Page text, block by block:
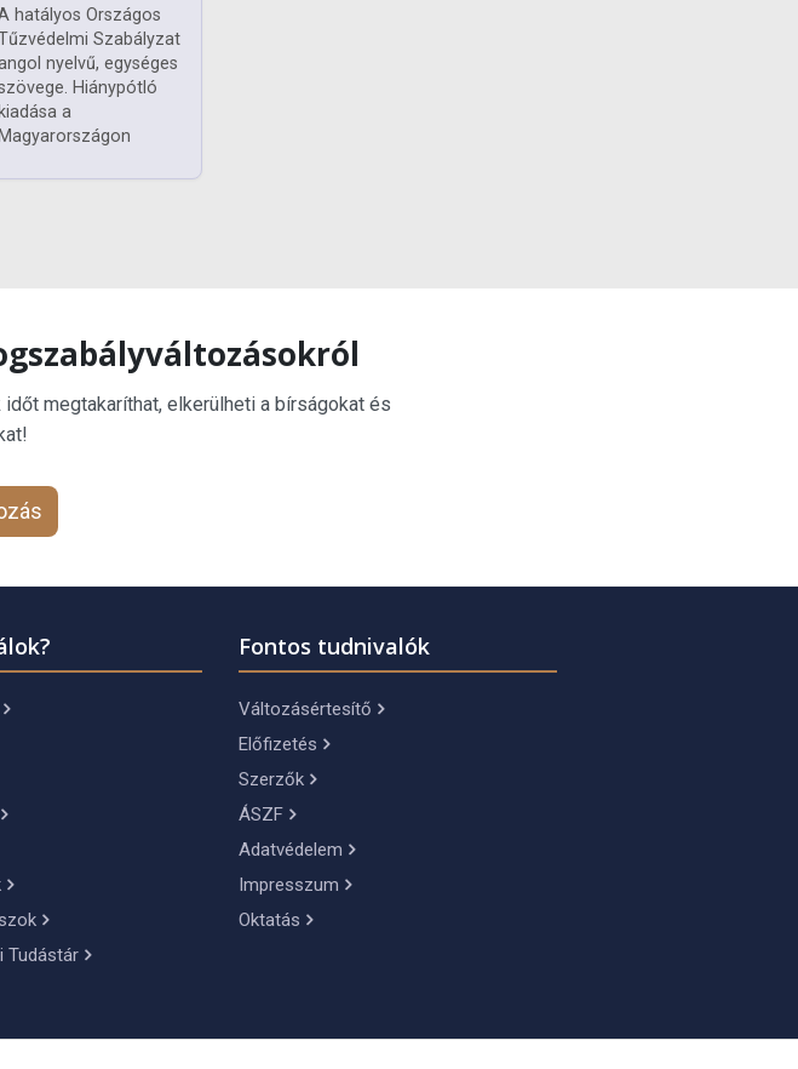
hatályos Országos
Szabályzat
nyelvű, egységes
Hiánypótló
kiadása a
Magyarországon
megtakaríthat, elkerülheti a bírságokat és
Tudástár
Fontos tudnivalók
Változásértesítő
Előfizetés
Szerzők
ÁSZF
Adatvédelem
Impresszum
Oktatás